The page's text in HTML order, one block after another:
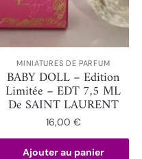
MINIATURES DE PARFUM
BABY DOLL – Edition
Limitée – EDT 7,5 ML
De SAINT LAURENT
16,00 €
Ajouter au panier